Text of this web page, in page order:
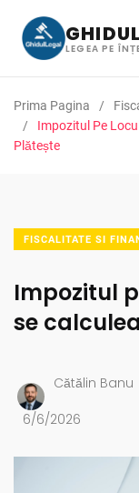
LEGEA PE
Prima Pagina
Impozitul Pe
Plătește
FISCALITATE SI
Impozitul
se
Cătălin Banu
6/6/2026